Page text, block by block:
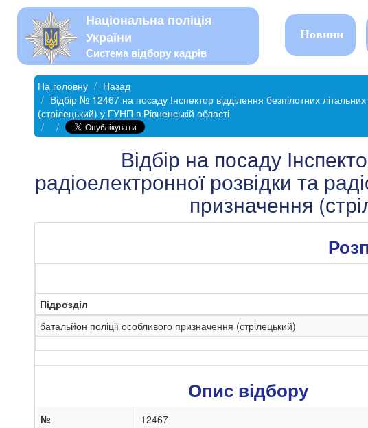
Національна поліція
України
Система відбору кадрів
Новини
На головну
Назад
Відбір № 12467 на посаду Інспектор відділення безпілотних
(стрілецький) у ГУНП в Рівненській області
Відбір на посаду
радіоелектронної розвідки та
призначення
Підрозділ
батальйон поліції особливого призначення (стрілецький)
Опис відбору
№
12467